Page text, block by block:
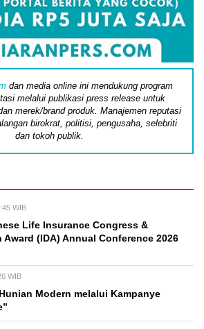
dan media online ini mendukung program
melalui publikasi press release untuk
merek/brand produk. Manajemen reputasi
birokrat, politisi, pengusaha, selebriti
dan tokoh publik.
WIB
Life Insurance Congress &
(IDA) Annual Conference 2026
WIB
Modern melalui Kampanye